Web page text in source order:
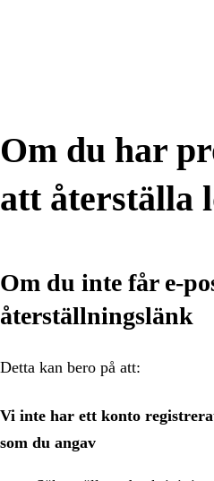
Om du har
att återställa
Om du inte får e-
återställningslänk
Detta kan bero på att:
Vi inte har ett konto
som du angav